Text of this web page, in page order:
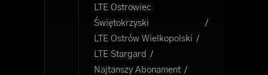
LTE Ostrowiec
Świętokrzyski
LTE Ostrów Wielkopolski
LTE Stargard
Najtanszy Abonament